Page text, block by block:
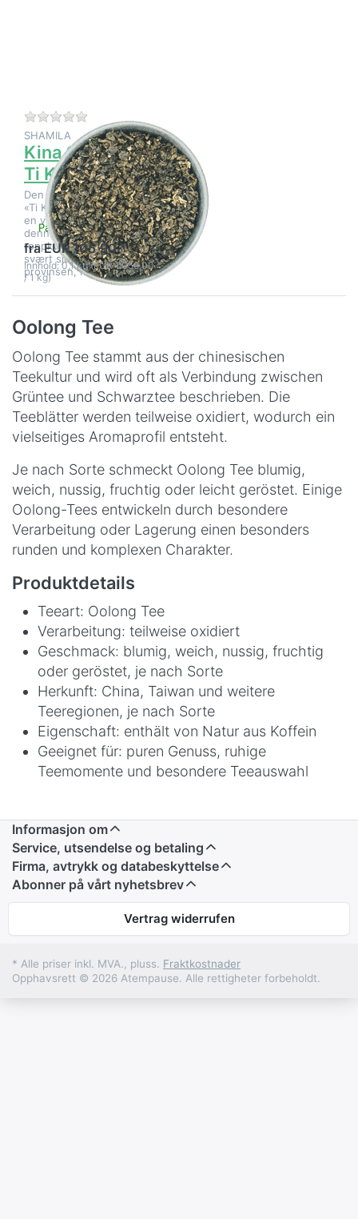
SHAMILA
Kina Oolong TOP
Ti Kuan Yin
Den kinesiske oolong-teen
«Ti Kuan Yin» er i seg selv
en vanlig oolong-te, men
denne spesielle
toppkvaliteten er unik og
svært sjelden. I Fujian-
provinsen, nær…
På lager
fra EUR 105,90 *
Innhold: 0,1 kg (EUR 1.059,00 *
/ 1 kg)
Oolong Tee
Oolong Tee stammt aus der chinesischen
Teekultur und wird oft als Verbindung zwischen
Grüntee und Schwarztee beschrieben. Die
Teeblätter werden teilweise oxidiert, wodurch ein
vielseitiges Aromaprofil entsteht.
Je nach Sorte schmeckt Oolong Tee blumig,
weich, nussig, fruchtig oder leicht geröstet. Einige
Oolong-Tees entwickeln durch besondere
Verarbeitung oder Lagerung einen besonders
runden und komplexen Charakter.
Produktdetails
Teeart: Oolong Tee
Verarbeitung: teilweise oxidiert
Geschmack: blumig, weich, nussig, fruchtig
oder geröstet, je nach Sorte
Herkunft: China, Taiwan und weitere
Teeregionen, je nach Sorte
Eigenschaft: enthält von Natur aus Koffein
Geeignet für: puren Genuss, ruhige
Teemomente und besondere Teeauswahl
Informasjon om
Service, utsendelse og betaling
Firma, avtrykk og databeskyttelse
Abonner på vårt nyhetsbrev
Vertrag widerrufen
* Alle priser inkl. MVA., pluss. Fraktkostnader
Opphavsrett © 2026 Atempause. Alle rettigheter forbeholdt.